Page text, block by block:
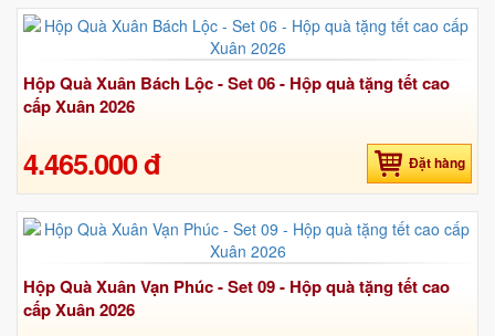
Hộp Quà Xuân Bách Lộc - Set 06 - Hộp quà tặng tết cao
cấp Xuân 2026
4.465.000 đ Đặt hàng
Hộp Quà Xuân Vạn Phúc - Set 09 - Hộp quà tặng tết cao
cấp Xuân 2026